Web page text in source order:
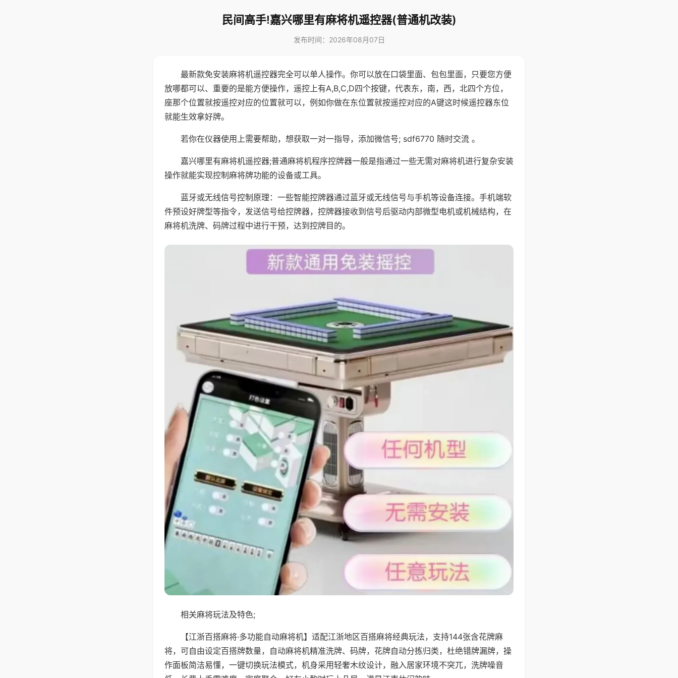
民间高手!嘉兴哪里有麻将机遥控器(普通机改装)
发布时间：2026年08月07日
最新款免安装麻将机遥控器完全可以单人操作。你可以放在口袋里面、包包里面，只要您方便
放哪都可以、重要的是能方便操作，遥控上有A,B,C,D四个按键，代表东，南，西，北四个方位，
座那个位置就按遥控对应的位置就可以，例如你做在东位置就按遥控对应的A键这时候遥控器东位
就能生效拿好牌。
若你在仪器使用上需要帮助，想获取一对一指导，添加微信号; sdf6770 随时交流 。
嘉兴哪里有麻将机遥控器;普通麻将机程序控牌器一般是指通过一些无需对麻将机进行复杂安装
操作就能实现控制麻将牌功能的设备或工具。
蓝牙或无线信号控制原理：一些智能控牌器通过蓝牙或无线信号与手机等设备连接。手机端软
件预设好牌型等指令，发送信号给控牌器，控牌器接收到信号后驱动内部微型电机或机械结构，在
麻将机洗牌、码牌过程中进行干预，达到控牌目的。
相关麻将玩法及特色;
【江浙百搭麻将·多功能自动麻将机】适配江浙地区百搭麻将经典玩法，支持144张含花牌麻
将，可自由设定百搭牌数量，自动麻将机精准洗牌、码牌，花牌自动分拣归类，杜绝错牌漏牌，操
作面板简洁易懂，一键切换玩法模式，机身采用轻奢木纹设计，融入居家环境不突兀，洗牌噪音